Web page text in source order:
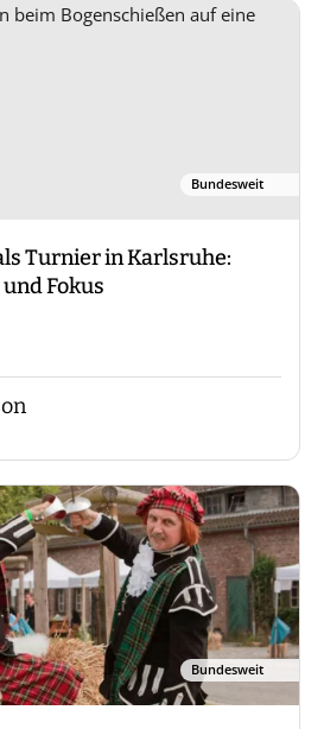
Bundesweit
Turnier in Karlsruhe:
Fokus
Bundesweit